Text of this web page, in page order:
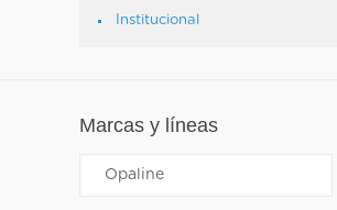
Institucional
Marcas y líneas